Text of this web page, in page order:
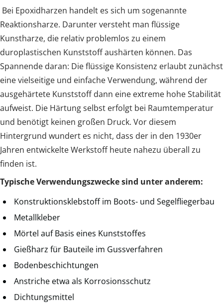
Bei Epoxidharzen handelt es sich um sogenannte
Reaktionsharze. Darunter versteht man flüssige
Kunstharze, die relativ problemlos zu einem
duroplastischen Kunststoff aushärten können. Das
Spannende daran: Die flüssige Konsistenz erlaubt zunächst
eine vielseitige und einfache Verwendung, während der
ausgehärtete Kunststoff dann eine extreme hohe Stabilität
aufweist. Die Härtung selbst erfolgt bei Raumtemperatur
und benötigt keinen großen Druck. Vor diesem
Hintergrund wundert es nicht, dass der in den 1930er
Jahren entwickelte Werkstoff heute nahezu überall zu
finden ist.
Typische Verwendungszwecke sind unter anderem:
Konstruktionsklebstoff im Boots- und Segelfliegerbau
Metallkleber
Mörtel auf Basis eines Kunststoffes
Gießharz für Bauteile im Gussverfahren
Bodenbeschichtungen
Anstriche etwa als Korrosionsschutz
Dichtungsmittel